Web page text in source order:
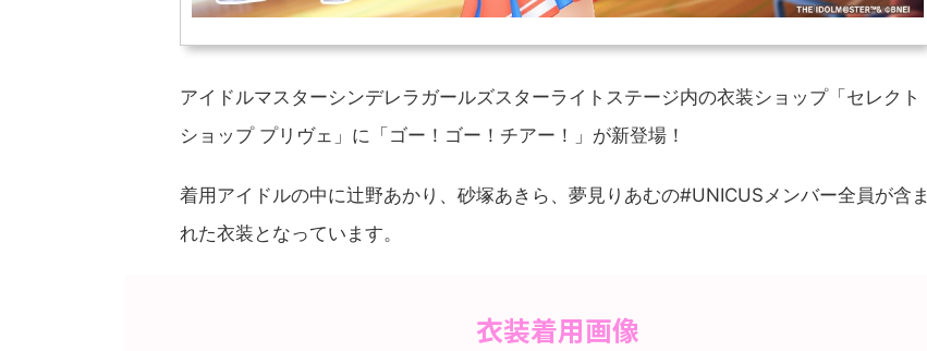
アイドルマスターシンデレラガールズスターライトステージ内の衣装ショップ「セレクト
ショップ プリヴェ」に「ゴー！ゴー！チアー！」が新登場！
着用アイドルの中に辻野あかり、砂塚あきら、夢見りあむの#UNICUSメンバー全員が含ま
れた衣装となっています。
衣装着用画像